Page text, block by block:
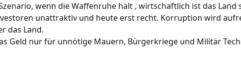
wenn die Waffenruhe hält , wirtschaftlich ist das
unattraktiv und heute erst recht. Korruption wird
das Land.
Geld nur für unnötige Mauern, Bürgerkriege und Militär